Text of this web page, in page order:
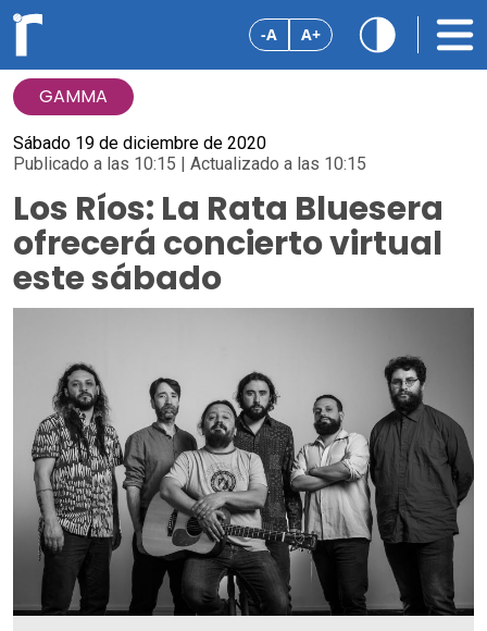
-A A+
GAMMA
Sábado 19 de diciembre de 2020
Publicado a las 10:15 | Actualizado a las 10:15
Los Ríos: La Rata Bluesera
ofrecerá concierto virtual
este sábado